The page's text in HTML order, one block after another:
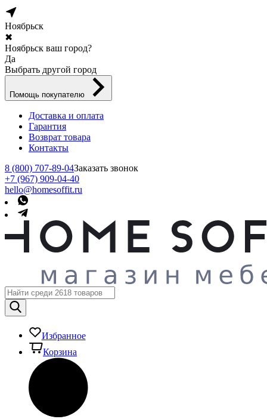
Ноябрьск
✖
Ноябрьск ваш город?
Да
Выбрать другой город
Помощь покупателю
Доставка и оплата
Гарантия
Возврат товара
Контакты
8 (800) 707-89-04Заказать звонок
+7 (967) 909-04-40
hello@homesoffit.ru
Избранное
Корзина